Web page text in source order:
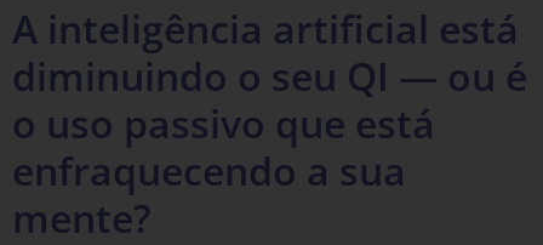
A inteligência artificial está
diminuindo o seu QI — ou é
o uso passivo que está
enfraquecendo a sua
mente?